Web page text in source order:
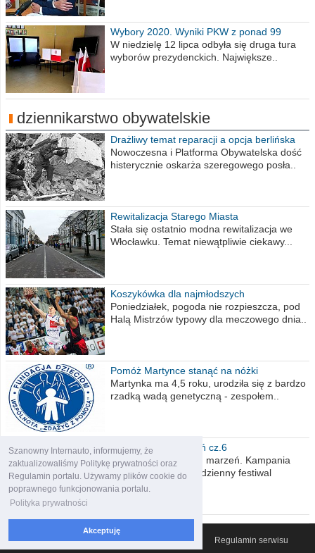
Szanowny Internauto, informujemy, że
zaktualizowaliśmy Politykę prywatności oraz
Regulamin portalu. Używamy plików cookie do
poprawnego funkcjonowania portalu.
Polityka prywatności
Akceptuję
Wybory 2020. Wyniki PKW z ponad 99
procent obwodów
W niedzielę 12 lipca odbyła się druga tura
wyborów prezydenckich. Największe..
dziennikarstwo obywatelskie
Drażliwy temat reparacji a opcja berlińska
Nowoczesna i Platforma Obywatelska dość
histerycznie oskarża szeregowego posła..
Rewitalizacja Starego Miasta
Stała się ostatnio modna rewitalizacja we
Włocławku. Temat niewątpliwie ciekawy...
Koszykówka dla najmłodszych
Poniedziałek, pogoda nie rozpieszcza, pod
Halą Mistrzów typowy dla meczowego dnia..
Pomóż Martynce stanąć na nóżki
Martynka ma 4,5 roku, urodziła się z bardzo
rzadką wadą genetyczną - zespołem..
Polska moich marzeń cz.6
Nadszedł kres moich marzeń. Kampania
wyborcza czyli niecodzienny festiwal
obietnic,..
© 2007-2026 Włocławski Portal informacyjny Regulamin serwisu